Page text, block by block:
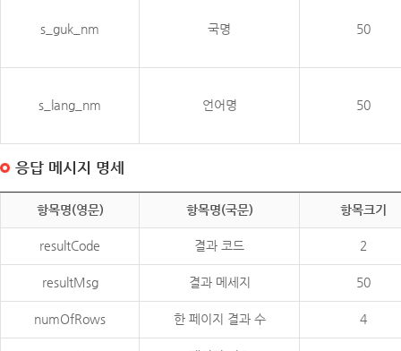
s_guk_nm 국명 50
s_lang_nm 언어명 50
응답 메시지 명세
항목명(영문) 항목명(국문) 항목크기
resultCode 결과 코드 2
resultMsg 결과 메세지 50
numOfRows 한 페이지 결과 수 4